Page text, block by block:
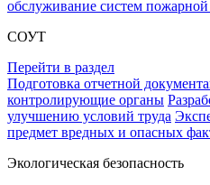
обслуживание систем
СОУТ
Перейти в раздел
Подготовка отчетной
контролирующие органы
улучшению условий труда
предмет вредных и опасных
Экологическая безопасность